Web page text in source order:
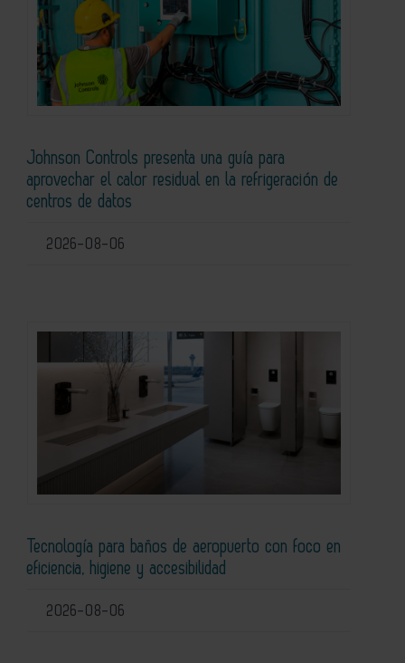
Johnson Controls presenta una guía para
aprovechar el calor residual en la refrigeración de
centros de datos
2026-08-06
Tecnología para baños de aeropuerto con foco en
eficiencia, higiene y accesibilidad
2026-08-06